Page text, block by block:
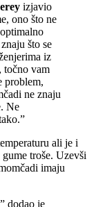
izjavio
ono što ne
što se
iz
točno vam
problem,
ne znaju
Ne
ali je i
troše. Uzevši
imaju
dodao je